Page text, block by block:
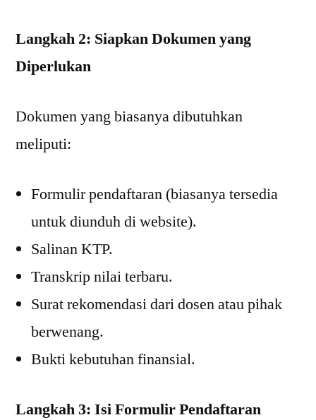
Langkah 2: Siapkan Dokumen yang
Diperlukan
Dokumen yang biasanya dibutuhkan
meliputi:
Formulir pendaftaran (biasanya tersedia
untuk diunduh di website).
Salinan KTP.
Transkrip nilai terbaru.
Surat rekomendasi dari dosen atau pihak
berwenang.
Bukti kebutuhan finansial.
Langkah 3: Isi Formulir Pendaftaran